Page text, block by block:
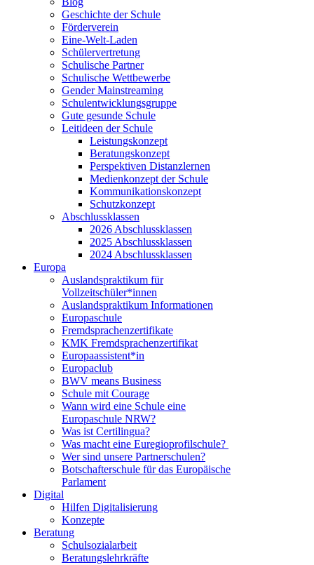
Geschichte der Schule
Förderverein
Eine-Welt-Laden
Schülervertretung
Schulische Partner
Schulische Wettbewerbe
Gender Mainstreaming
Schulentwicklungsgruppe
Gute gesunde Schule
Leitideen der Schule
Leistungskonzept
Beratungskonzept
Perspektiven Distanzlernen
Medienkonzept der Schule
Kommunikationskonzept
Schutzkonzept
Abschlussklassen
2026 Abschlussklassen
2025 Abschlussklassen
2024 Abschlussklassen
Europa
Auslandspraktikum für
Vollzeitschüler*innen
Auslandspraktikum Informationen
Europaschule
Fremdsprachenzertifikate
KMK Fremdsprachenzertifikat
Europaassistent*in
Europaclub
BWV means Business
Schule mit Courage
Wann wird eine Schule eine
Europaschule NRW?
Was ist Certilingua?
Was macht eine Euregioprofilschule?
Wer sind unsere Partnerschulen?
Botschafterschule für das Europäische
Parlament
Digital
Hilfen Digitalisierung
Konzepte
Beratung
Schulsozialarbeit
Beratungslehrkräfte